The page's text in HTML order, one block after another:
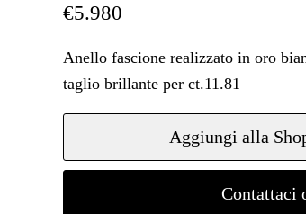
Prezzo oggi
€5.980
Anello fascione realizzato in oro
taglio brillante per ct.11.81
Aggiungi alla
Contattaci